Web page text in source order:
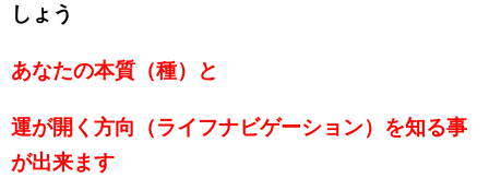
しょう
あなたの本質（種）と
運が開く方向（ライフナビゲーション）を知る事
が出来ます